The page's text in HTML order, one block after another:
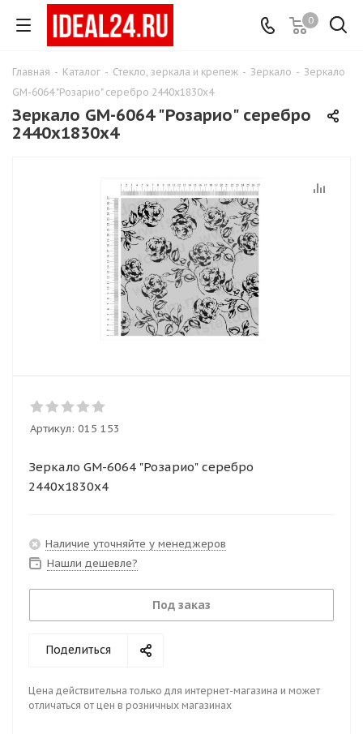
0
Главная - Каталог - Стекло, зеркала и крепеж - Зеркало - Зеркало
GM-6064 "Розарио" серебро 2440х1830х4
Зеркало GM-6064 "Розарио" серебро
2440х1830х4
Артикул: 015 153
Зеркало GM-6064 "Розарио" серебро
2440х1830х4
Наличие уточняйте у менеджеров
Нашли дешевле?
Под заказ
Поделиться
Цена действительна только для интернет-магазина и может
отличаться от цен в розничных магазинах